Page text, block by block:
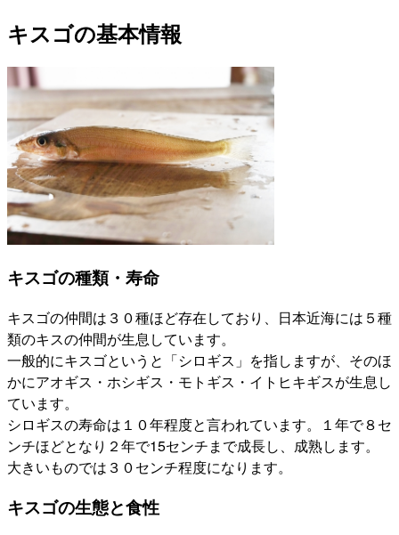
キスゴの基本情報
キスゴの種類・寿命
キスゴの仲間は３０種ほど存在しており、日本近海には５種
類のキスの仲間が生息しています。
一般的にキスゴというと「シロギス」を指しますが、そのほ
かにアオギス・ホシギス・モトギス・イトヒキギスが生息し
ています。
シロギスの寿命は１０年程度と言われています。１年で８セ
ンチほどとなり２年で15センチまで成長し、成熟します。
大きいものでは３０センチ程度になります。
キスゴの生態と食性